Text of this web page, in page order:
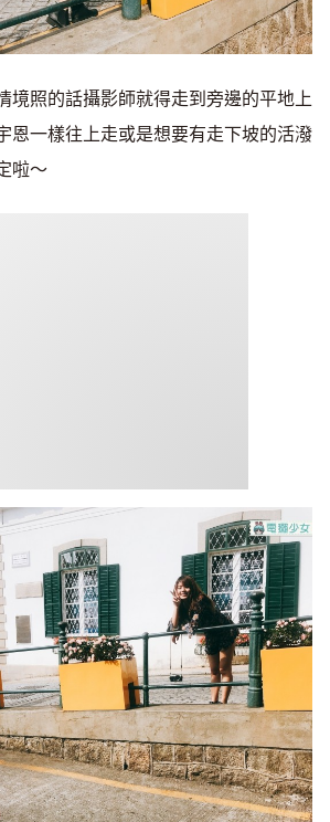
照的話攝影師就得走到旁邊的平地上
恩一樣往上走或是想要有走下坡的活潑
啦～